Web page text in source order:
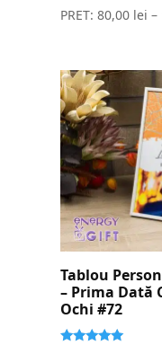
Evaluat la
5.00
PRET:80,00 lei –
Tablou
– Prima Dată
Ochi #72